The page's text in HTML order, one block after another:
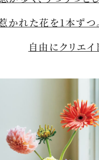
かれた花を1本ずつ
自由にクリエイ